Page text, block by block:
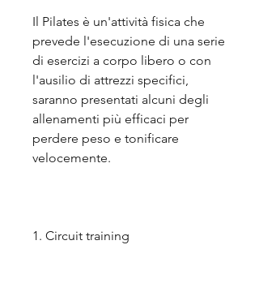
Il Pilates è un'attività fisica che
prevede l'esecuzione di una serie
di esercizi a corpo libero o con
l'ausilio di attrezzi specifici,
saranno presentati alcuni degli
allenamenti più efficaci per
perdere peso e tonificare
velocemente.
1. Circuit training